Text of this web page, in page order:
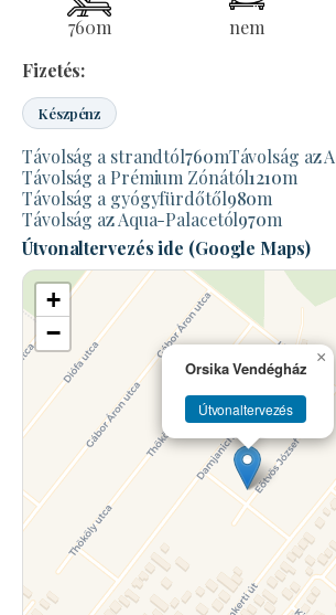
760m
nem
Fizetés:
Készpénz
Távolság a strandtól760mTávolság az
Távolság a Prémium Zónától1210m
Távolság a gyógyfürdőtől980m
Távolság az Aqua-Palacetól970m
Útvonaltervezés ide (Google Maps)
Orsika Vendégház
Útvonaltervezés
×
+
−